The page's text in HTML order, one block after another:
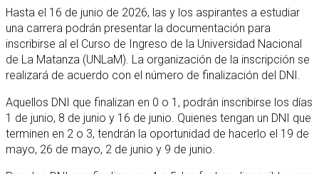
Hasta el 16 de junio de 2026, las y los aspirantes a estudiar
una carrera podrán presentar la documentación para
inscribirse al el Curso de Ingreso de la Universidad Nacional
de La Matanza (UNLaM). La organización de la inscripción se
realizará de acuerdo con el número de finalización del DNI.
Aquellos DNI que finalizan en 0 o 1, podrán inscribirse los días
1 de junio, 8 de junio y 16 de junio. Quienes tengan un DNI que
terminen en 2 o 3, tendrán la oportunidad de hacerlo el 19 de
mayo, 26 de mayo, 2 de junio y 9 de junio.